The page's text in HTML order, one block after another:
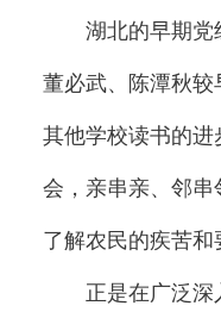
湖北的早期党组
董必武、陈潭秋较
其他学校读书的
会，亲串亲、邻串
了解农民的疾苦和
正是在广泛深